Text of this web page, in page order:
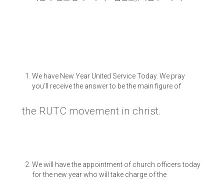
We have New Year United Service Today. We pray
you’ll receive the answer to be the main figure of
the RUTC movement in christ.
We will have the appointment of church officers today
for the new year who will take charge of the